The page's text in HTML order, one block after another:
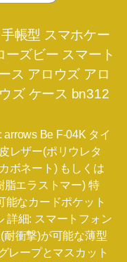
帳型 スマホケー
ーズビー スマート
ス アロウズ アロ
ズ ケース bn312
Be F-04K タイ
レザー(ポリウレタ
ボネート) もしくは
脂エラストマー) 特
能なカードポケット
詳細: スマートフォン
耐衝撃)が可能な薄型
レープとマスカット